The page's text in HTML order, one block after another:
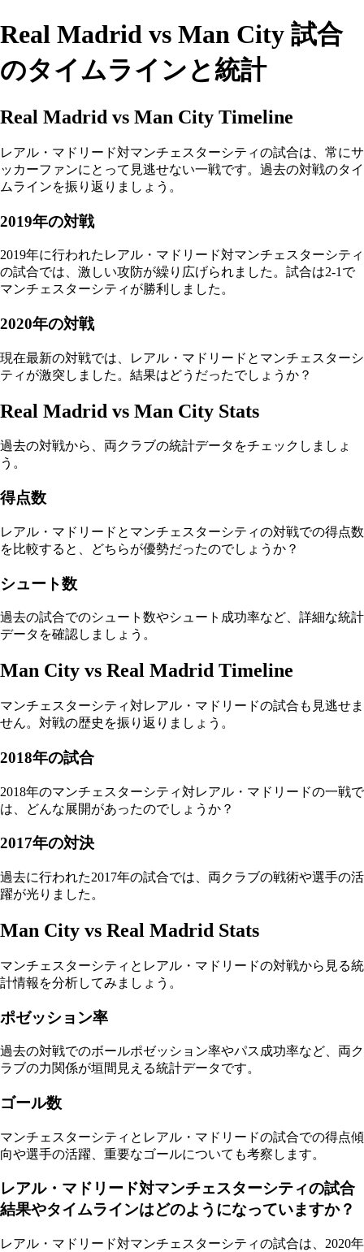
Real Madrid vs Man City 試合
のタイムラインと統計
Real Madrid vs Man City Timeline
レアル・マドリード対マンチェスターシティの試合は、常にサ
ッカーファンにとって見逃せない一戦です。過去の対戦のタイ
ムラインを振り返りましょう。
2019年の対戦
2019年に行われたレアル・マドリード対マンチェスターシティ
の試合では、激しい攻防が繰り広げられました。試合は2-1で
マンチェスターシティが勝利しました。
2020年の対戦
現在最新の対戦では、レアル・マドリードとマンチェスターシ
ティが激突しました。結果はどうだったでしょうか？
Real Madrid vs Man City Stats
過去の対戦から、両クラブの統計データをチェックしましょ
う。
得点数
レアル・マドリードとマンチェスターシティの対戦での得点数
を比較すると、どちらが優勢だったのでしょうか？
シュート数
過去の試合でのシュート数やシュート成功率など、詳細な統計
データを確認しましょう。
Man City vs Real Madrid Timeline
マンチェスターシティ対レアル・マドリードの試合も見逃せま
せん。対戦の歴史を振り返りましょう。
2018年の試合
2018年のマンチェスターシティ対レアル・マドリードの一戦で
は、どんな展開があったのでしょうか？
2017年の対決
過去に行われた2017年の試合では、両クラブの戦術や選手の活
躍が光りました。
Man City vs Real Madrid Stats
マンチェスターシティとレアル・マドリードの対戦から見る統
計情報を分析してみましょう。
ポゼッション率
過去の対戦でのボールポゼッション率やパス成功率など、両ク
ラブの力関係が垣間見える統計データです。
ゴール数
マンチェスターシティとレアル・マドリードの試合での得点傾
向や選手の活躍、重要なゴールについても考察します。
レアル・マドリード対マンチェスターシティの試合
結果やタイムラインはどのようになっていますか？
レアル・マドリード対マンチェスターシティの試合は、2020年